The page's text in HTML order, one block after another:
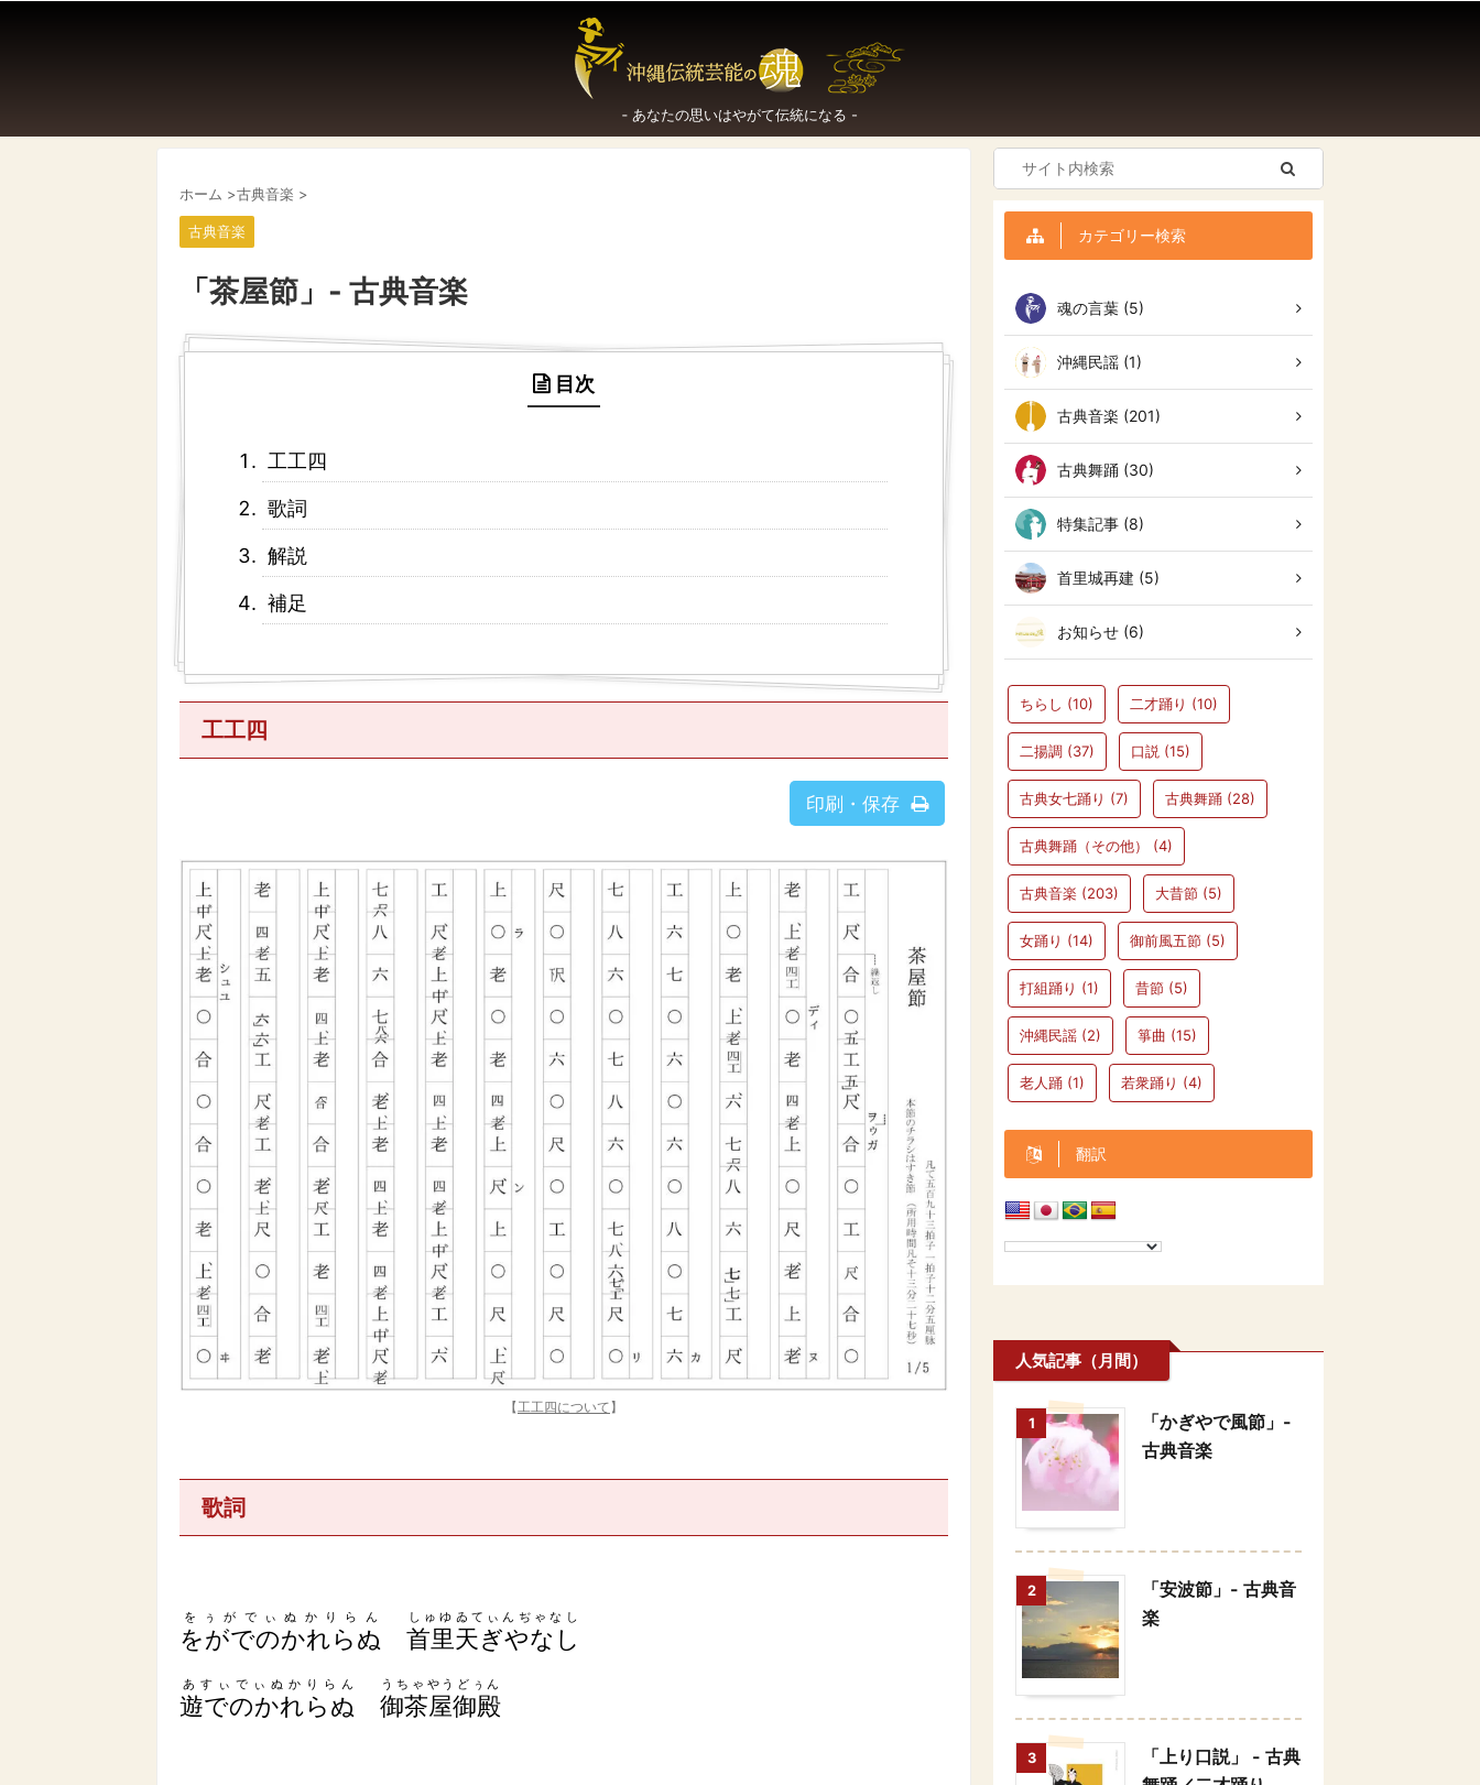
‐ あなたの思いはやがて伝統になる -
ホーム >古典音楽 >
古典音楽
「茶屋節」- 古典音楽
目次
工工四
歌詞
解説
補足
工工四
印刷・保存
【工工四について】
歌詞
をがでのかれらぬ
をぅがでぃぬかりらん
首里天ぎやなし
しゅゆゐてぃんぢゃなし
遊でのかれらぬ
あすぃでぃぬかりらん
御茶屋御殿
うちゃやうどぅん
カテゴリー検索
魂の言葉 (5)
沖縄民謡 (1)
古典音楽 (201)
古典舞踊 (30)
特集記事 (8)
首里城再建 (5)
お知らせ (6)
ちらし (10) 二才踊り (10)
二揚調 (37) 口説 (15)
古典女七踊り (7) 古典舞踊 (28)
古典舞踊（その他） (4)
古典音楽 (203) 大昔節 (5)
女踊り (14) 御前風五節 (5)
打組踊り (1) 昔節 (5)
沖縄民謡 (2) 箏曲 (15)
老人踊 (1) 若衆踊り (4)
翻訳
人気記事（月間）
1
「かぎやで風節」-
古典音楽
2
「安波節」- 古典音
楽
3
「上り口説」 - 古典